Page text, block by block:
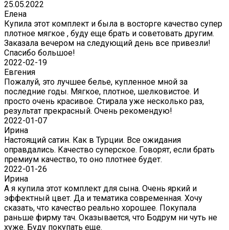
25.05.2022
Елена
Купила этот комплект и была в восторге качество супер
плотное мягкое , буду еще брать и советовать другим.
Заказала вечером на следующий день все привезли!
Спасибо большое!
2022-02-19
Евгения
Пожалуй, это лучшее белье, купленное мной за
последние годы. Мягкое, плотное, шелковистое. И
просто очень красивое. Стирала уже несколько раз,
результат прекрасный. Очень рекомендую!
2022-01-07
Ирина
Настоящий сатин. Как в Турции. Все ожидания
оправдались. Качество суперское. Говорят, если брать
премиум качество, то оно плотнее будет.
2022-01-26
Ирина
А я купила этот комплект для сына. Очень яркий и
эффектный цвет. Да и тематика современная. Хочу
сказать, что качество реально хорошее. Покупала
раньше фирму тач. Оказывается, что Бодрум ни чуть не
хуже. Буду покупать еще.